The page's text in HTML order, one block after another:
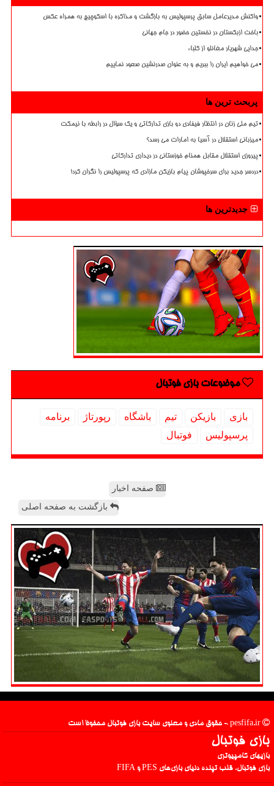
واکنش مدیرعامل سابق پرسپولیس به بازگشت و مذاکره با اسکوچیچ به همراه عکس
باخت ازبکستان در نخستین حضور در جام جهانی
جدایی شهریار مغانلو از کلباء
می خواهیم ایران را ببریم و به عنوان صدرنشین صعود نماییم
پربحث ترین ها
تیم ملی زنان در انتظار فیفادی دو بازی تدارکاتی و یک سؤال در رابطه با نیمکت
میزبانی استقلال در آسیا به امارات می رسد؟
پیروزی استقلال مقابل همنام خوزستانی در دیداری تدارکاتی
دردسر جدید برای سرخپوشان پیام بازیکن مازادی که پرسپولیس را نگران کرد!
جدیدترین ها
موضوعات بازی فوتبال
بازی بازیكن تیم باشگاه رپورتاژ
برنامه
پرسپولیس
فوتبال
صفحه اخبار
بازگشت به صفحه اصلی
بازی فوتبال
بازیهای کامپیوتری
بازی فوتبال، قلب تپنده دنیای بازی‌های PES و FIFA